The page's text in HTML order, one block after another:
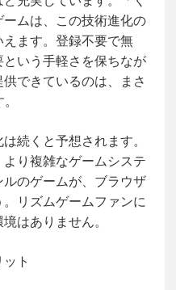
ムは、この技術進化の
ます。登録不要で無
いう手軽さを保ちなが
できているのは、まさ
続くと予想されます。
り複雑なゲームシステ
のゲームが、ブラウザ
。リズムゲームファンに
はありません。
ト